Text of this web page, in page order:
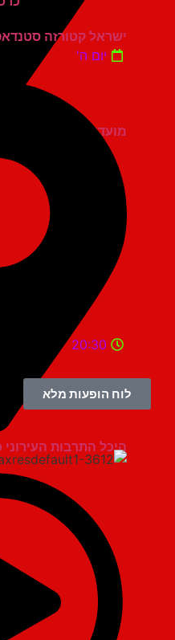
מועדון הגריי יהוד
ישראל קטורזה סטנדאפ
יום ה'
היכל התרבות העירוני כפר
20:30
לוח הופעות מלא